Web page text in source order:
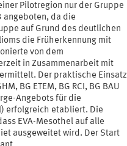
Pilotregion nur der Gruppe
angeboten, da die
auf Grund des deutlichen
die Früherkennung mit
von dem
in Zusammenarbeit mit
Der praktische Einsatz
BG ETEM, BG RCI, BG BAU
Angebots für die
erfolgreich etabliert. Die
EVA-Mesothel auf alle
ausgeweitet wird. Der Start